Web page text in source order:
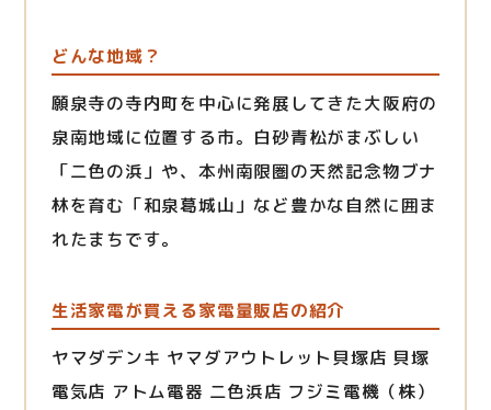
どんな地域？
願泉寺の寺内町を中心に発展してきた大阪府の
泉南地域に位置する市。白砂青松がまぶしい
「二色の浜」や、本州南限圏の天然記念物ブナ
林を育む「和泉葛城山」など豊かな自然に囲ま
れたまちです。
生活家電が買える家電量販店の紹介
ヤマダデンキ ヤマダアウトレット貝塚店 貝塚
電気店 アトム電器 二色浜店 フジミ電機（株）